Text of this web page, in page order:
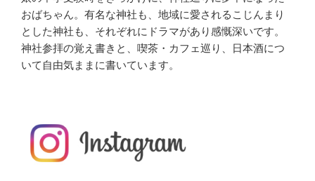
おばちゃん。有名な神社も、地域に愛されるこじんまり
とした神社も、それぞれにドラマがあり感慨深いです。
神社参拝の覚え書きと、喫茶・カフェ巡り、日本酒につ
いて自由気ままに書いています。